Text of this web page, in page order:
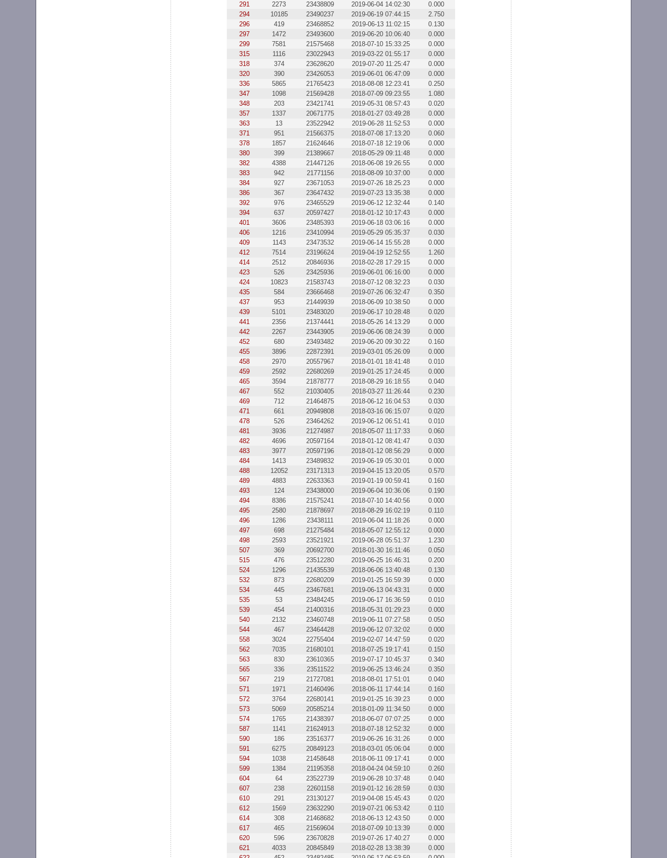
291
2273 23438809 2019-06-04 14:02:30
0.000
294
10185 23490237 2019-06-19 07:44:15
2.750
296
419 23468852 2019-06-13 11:02:15
0.130
297
1472 23493600 2019-06-20 10:06:40
0.000
299
7581 21575468 2018-07-10 15:33:25
0.000
315
1116 23022943 2019-03-22 01:55:17
0.000
318
374 23628620 2019-07-20 11:25:47
0.000
320
390 23426053 2019-06-01 06:47:09
0.000
336
5865 21765423 2018-08-08 12:23:41
0.250
347
1098 21569428 2018-07-09 09:23:55
1.080
348
203 23421741 2019-05-31 08:57:43
0.020
357
1337 20671775 2018-01-27 03:49:28
0.000
363
13 23522942 2019-06-28 11:52:53
0.000
371
951 21566375 2018-07-08 17:13:20
0.060
378
1857 21624646 2018-07-18 12:19:06
0.000
380
399 21389667 2018-05-29 09:11:48
0.000
382
4388 21447126 2018-06-08 19:26:55
0.000
383
942 21771156 2018-08-09 10:37:00
0.000
384
927 23671053 2019-07-26 18:25:23
0.000
386
367 23647432 2019-07-23 13:35:38
0.000
392
976 23465529 2019-06-12 12:32:44
0.140
394
637 20597427 2018-01-12 10:17:43
0.000
401
3606 23485393 2019-06-18 03:06:16
0.000
406
1216 23410994 2019-05-29 05:35:37
0.030
409
1143 23473532 2019-06-14 15:55:28
0.000
412
7514 23196624 2019-04-19 12:52:55
1.260
414
2512 20846936 2018-02-28 17:29:15
0.000
423
526 23425936 2019-06-01 06:16:00
0.000
424
10823 21583743 2018-07-12 08:32:23
0.030
435
584 23666468 2019-07-26 06:32:47
0.350
437
953 21449939 2018-06-09 10:38:50
0.000
439
5101 23483020 2019-06-17 10:28:48
0.020
441
2356 21374441 2018-05-26 14:13:29
0.000
442
2267 23443905 2019-06-06 08:24:39
0.000
452
680 23493482 2019-06-20 09:30:22
0.160
455
3896 22872391 2019-03-01 05:26:09
0.000
458
2970 20557967 2018-01-01 18:41:48
0.010
459
2592 22680269 2019-01-25 17:24:45
0.000
465
3594 21878777 2018-08-29 16:18:55
0.040
467
552 21030405 2018-03-27 11:26:44
0.230
469
712 21464875 2018-06-12 16:04:53
0.030
471
661 20949808 2018-03-16 06:15:07
0.020
478
526 23464262 2019-06-12 06:51:41
0.010
481
3936 21274987 2018-05-07 11:17:33
0.060
482
4696 20597164 2018-01-12 08:41:47
0.030
483
3977 20597196 2018-01-12 08:56:29
0.000
484
1413 23489832 2019-06-19 05:30:01
0.000
488
12052 23171313 2019-04-15 13:20:05
0.570
489
4883 22633363 2019-01-19 00:59:41
0.160
493
124 23438000 2019-06-04 10:36:06
0.190
494
8386 21575241 2018-07-10 14:40:56
0.000
495
2580 21878697 2018-08-29 16:02:19
0.110
496
1286 23438111 2019-06-04 11:18:26
0.000
497
698 21275484 2018-05-07 12:55:12
0.000
498
2593 23521921 2019-06-28 05:51:37
1.230
507
369 20692700 2018-01-30 16:11:46
0.050
515
476 23512280 2019-06-25 16:46:31
0.200
524
1296 21435539 2018-06-06 13:40:48
0.130
532
873 22680209 2019-01-25 16:59:39
0.000
534
445 23467681 2019-06-13 04:43:31
0.000
535
53 23484245 2019-06-17 16:36:59
0.010
539
454 21400316 2018-05-31 01:29:23
0.000
540
2132 23460748 2019-06-11 07:27:58
0.050
544
467 23464428 2019-06-12 07:32:02
0.000
558
3024 22755404 2019-02-07 14:47:59
0.020
562
7035 21680101 2018-07-25 19:17:41
0.150
563
830 23610365 2019-07-17 10:45:37
0.340
565
336 23511522 2019-06-25 13:46:24
0.350
567
219 21727081 2018-08-01 17:51:01
0.040
571
1971 21460496 2018-06-11 17:44:14
0.160
572
3764 22680141 2019-01-25 16:39:23
0.000
573
5069 20585214 2018-01-09 11:34:50
0.000
574
1765 21438397 2018-06-07 07:07:25
0.000
587
1141 21624913 2018-07-18 12:52:32
0.000
590
186 23516377 2019-06-26 16:31:26
0.000
591
6275 20849123 2018-03-01 05:06:04
0.000
594
1038 21458648 2018-06-11 09:17:41
0.000
599
1384 21195358 2018-04-24 04:59:10
0.260
604
64 23522739 2019-06-28 10:37:48
0.040
607
238 22601158 2019-01-12 16:28:59
0.030
610
291 23130127 2019-04-08 15:45:43
0.020
612
1569 23632290 2019-07-21 06:53:42
0.110
614
308 21468682 2018-06-13 12:43:50
0.000
617
465 21569604 2018-07-09 10:13:39
0.000
620
596 23670828 2019-07-26 17:40:27
0.000
621
4033 20845849 2018-02-28 13:38:39
0.000